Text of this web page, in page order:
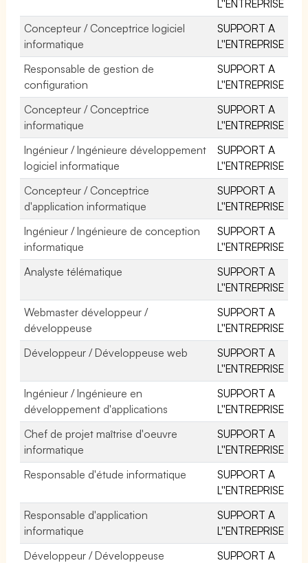
L''ENTREPRISE
Concepteur / Conceptrice logiciel
informatique
SUPPORT A
L''ENTREPRISE
Responsable de gestion de
configuration
SUPPORT A
L''ENTREPRISE
Concepteur / Conceptrice
informatique
SUPPORT A
L''ENTREPRISE
Ingénieur / Ingénieure développement
logiciel informatique
SUPPORT A
L''ENTREPRISE
Concepteur / Conceptrice
d'application informatique
SUPPORT A
L''ENTREPRISE
Ingénieur / Ingénieure de conception
informatique
SUPPORT A
L''ENTREPRISE
Analyste télématique
SUPPORT A
L''ENTREPRISE
Webmaster développeur /
développeuse
SUPPORT A
L''ENTREPRISE
Développeur / Développeuse web
SUPPORT A
L''ENTREPRISE
Ingénieur / Ingénieure en
développement d'applications
SUPPORT A
L''ENTREPRISE
Chef de projet maîtrise d'oeuvre
informatique
SUPPORT A
L''ENTREPRISE
Responsable d'étude informatique
SUPPORT A
L''ENTREPRISE
Responsable d'application
informatique
SUPPORT A
L''ENTREPRISE
Développeur / Développeuse
SUPPORT A